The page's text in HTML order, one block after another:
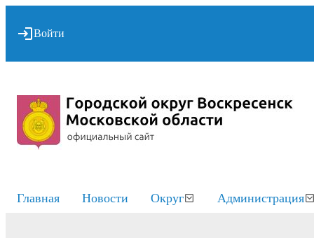
Войти
Главная Новости Округ Администрация